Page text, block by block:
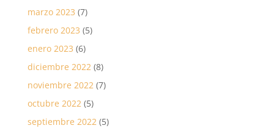
marzo 2023 (7)
febrero 2023 (5)
enero 2023 (6)
diciembre 2022 (8)
noviembre 2022 (7)
octubre 2022 (5)
septiembre 2022 (5)